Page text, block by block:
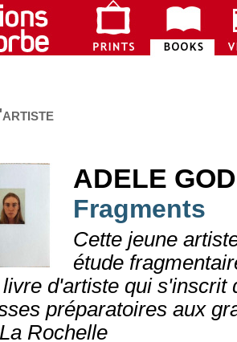
ADELE
Fragments
Cette jeune
étude
livre d'artiste qui s'inscrit
préparatoires aux
Rochelle